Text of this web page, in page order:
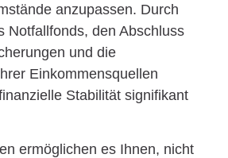
anzupassen. Durch
Notfallfonds, den Abschluss
und die
Einkommensquellen
Stabilität signifikant
ermöglichen es Ihnen, nicht